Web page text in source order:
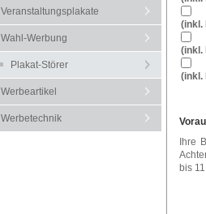
Veranstaltungsplakate
Wahl-Werbung
Plakat-Störer
Werbeartikel
Werbetechnik
(inkl.
(inkl.
(inkl.
Ihre
bis